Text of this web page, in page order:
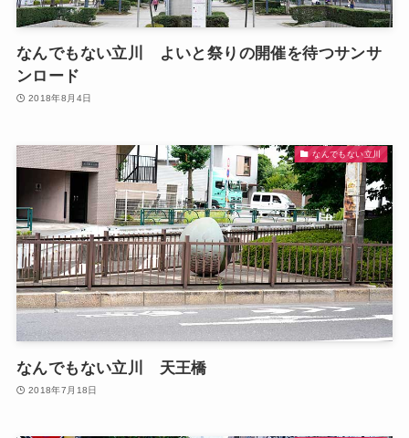
なんでもない立川 よいと祭りの開催を待つサンサ
ンロード
2018年8月4日
なんでもない立川
なんでもない立川 天王橋
2018年7月18日